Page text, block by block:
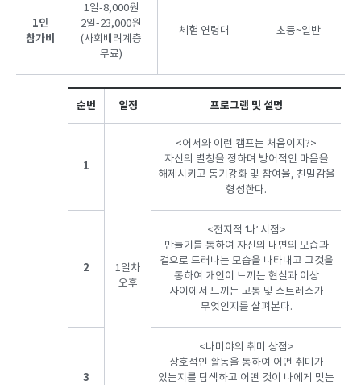
1인
참가비
1일-8,000원
2일-23,000원
(사회배려계층
무료)
체험 연령대 초등~일반
순번 일정 프로그램 및 설명
1
1일차
오후
<어서와 이런 캠프는 처음이지?>
자신의 별칭을 정하며 방어적인 마음을
해제시키고 동기강화 및 참여율, 친밀감을
형성한다.
2
<전지적 ‘나’ 시점>
만들기를 통하여 자신의 내면의 모습과
겉으로 드러나는 모습을 나타내고 그것을
통하여 개인이 느끼는 현실과 이상
사이에서 느끼는 고통 및 스트레스가
무엇인지를 살펴본다.
3
<나미야의 취미 상점>
상호적인 활동을 통하여 어떤 취미가
있는지를 탐색하고 어떤 것이 나에게 맞는